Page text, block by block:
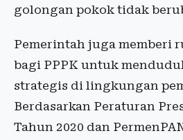
golongan pokok tidak
Pemerintah juga memberi
bagi PPPK untuk
strategis di lingkungan
Berdasarkan Peraturan
Tahun 2020 dan